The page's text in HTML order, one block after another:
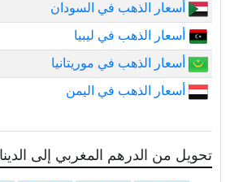
أسعار الذهب في السودان
أسعار الذهب في ليبيا
أسعار الذهب في موريتانيا
أسعار الذهب في اليمن
تحويل من الدرهم المغربي إلى